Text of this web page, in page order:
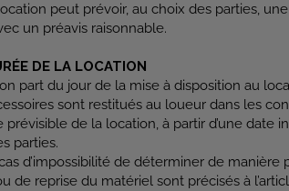
peut prévoir, au choix des parties,
un préavis raisonnable.
DE LA LOCATION
part du jour de la mise à disposition au
sont restitués au loueur dans les
prévisible de la location, à partir d’une
parties.
d’impossibilité de déterminer de
de reprise du matériel sont précisés à